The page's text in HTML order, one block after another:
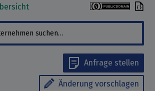
Anfrage stellen
Änderung vorschlagen